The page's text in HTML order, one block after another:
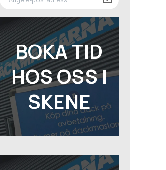
BOKA TID
HOS OSS I
SKENE